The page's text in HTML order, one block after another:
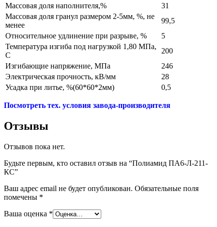
Массовая доля наполнителя,%
31
Массовая доля гранул размером 2-5мм, %, не
менее
99,5
Относительное удлинение при разрыве, %
5
Температура изгиба под нагрузкой 1,80 МПа,
С
200
Изгибающие напряжение, МПа
246
Электрическая прочность, кВ/мм
28
Усадка при литье, %(60*60*2мм)
0,5
Посмотреть тех. условия завода-производителя
Отзывы
Отзывов пока нет.
Будьте первым, кто оставил отзыв на “Полиамид ПА6-Л-211-
КС”
Ваш адрес email не будет опубликован. Обязательные поля
помечены *
Ваша оценка *